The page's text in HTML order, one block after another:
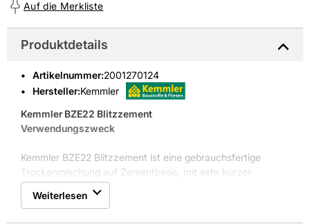
Auf die Merkliste
Produktdetails
Artikelnummer:2001270124
Hersteller:Kemmler
Kemmler BZE22 Blitzzement
Verwendungszweck
Kemmler BZE22 Blitzzement ist eine gebrauchsfertige
Trockenmischung auf Zementbasis, mit sehr kurzer
Verarbeitungs- und Abbindezeit.
Weiterlesen